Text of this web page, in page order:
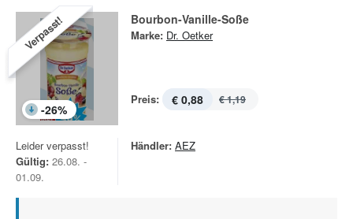
Verpasst!
-26%
Bourbon-Vanille-Soße
Marke: Dr. Oetker
Preis: € 0,88 € 1,19
Leider verpasst!
Gültig: 26.08. -
01.09.
Händler: AEZ